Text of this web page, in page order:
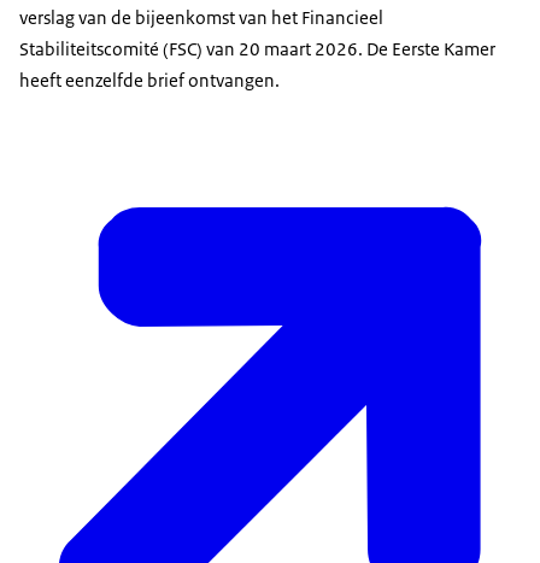
verslag van de bijeenkomst van het Financieel
Stabiliteitscomité (FSC) van 20 maart 2026. De Eerste Kamer
heeft eenzelfde brief ontvangen.